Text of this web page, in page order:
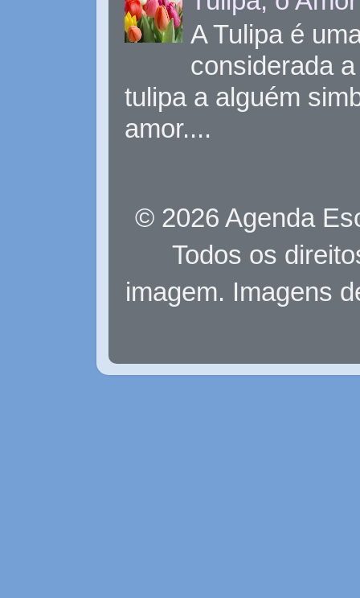
A Tulipa é
considerada
tulipa a alguém
amor....
© 2026 Agenda
Todos os
imagem. Imagens